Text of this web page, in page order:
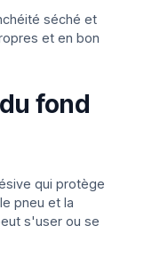
séché et
et en bon
fond
qui protège
pneu et la
s'user ou se